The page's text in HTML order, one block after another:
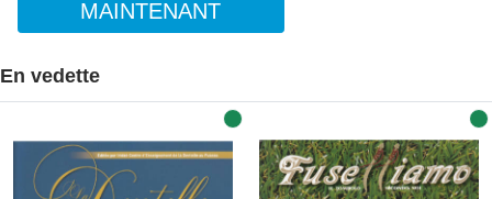
MAINTENANT
En vedette